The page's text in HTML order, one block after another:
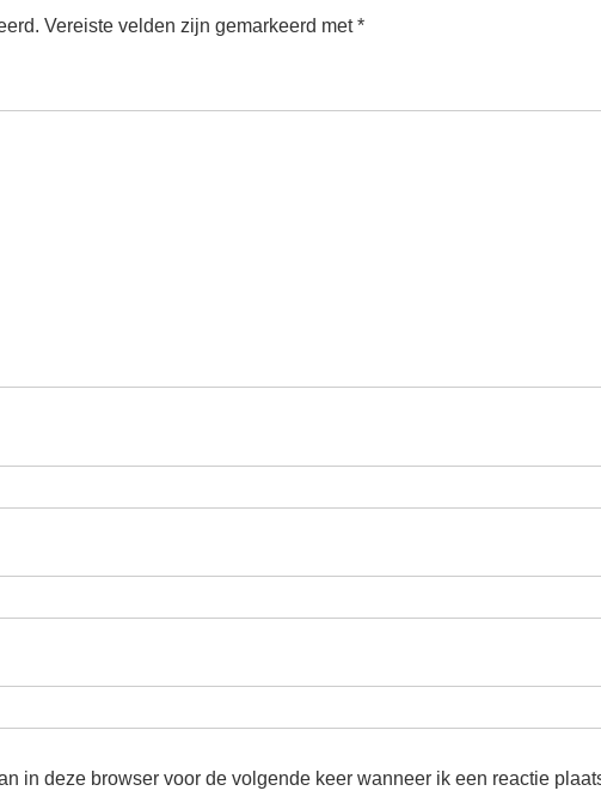
Vereiste velden zijn gemarkeerd met*
in deze browser voor de volgende keer wanneer ik een reactie